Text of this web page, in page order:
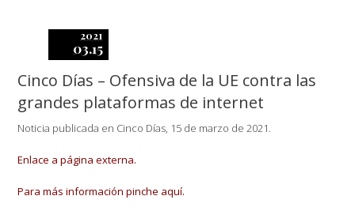
2021
03.15
Cinco Días – Ofensiva de la UE contra las
grandes plataformas de internet
Noticia publicada en Cinco Días, 15 de marzo de 2021.
Enlace a página externa.
Para más información pinche aquí.